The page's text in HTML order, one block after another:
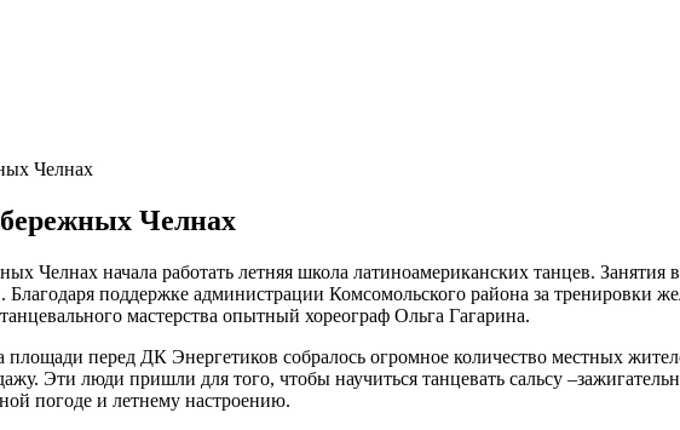
Челнах
Челнах
Челнах начала работать летняя школа латиноамериканских танцев. Занятия
поддержке администрации Комсомольского района за тренировки
мастерства опытный хореограф Ольга Гагарина.
перед ДК Энергетиков собралось огромное количество местных
Эти люди пришли для того, чтобы научиться танцевать сальсу
погоде и летнему настроению.